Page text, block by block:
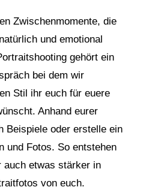
Zwischenmomente, die
und emotional
gehört ein
bei dem wir
Stil ihr euch für euere
Anhand eurer
Beispiele oder erstelle ein
und Fotos. So entstehen
auch etwas stärker in
von euch.